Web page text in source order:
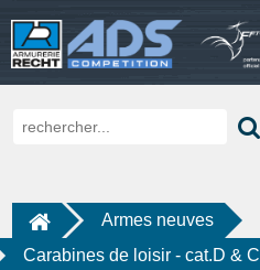
Armes neuves
Carabines de loisir - cat.D & C